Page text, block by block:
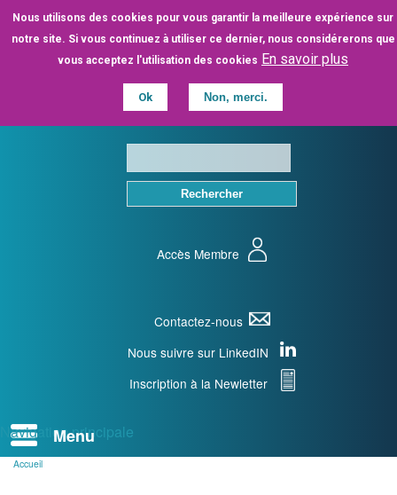
Nous utilisons des cookies pour vous garantir la meilleure expérience sur
notre site. Si vous continuez à utiliser ce dernier, nous considérerons que
vous acceptez l'utilisation des cookies En savoir plus
Ok Non, merci.
Aller
au
contenu
Accès Membre
Contactez-nous
Nous suivre sur LinkedIN
Inscription à la Newletter
Navigation principale
Accueil